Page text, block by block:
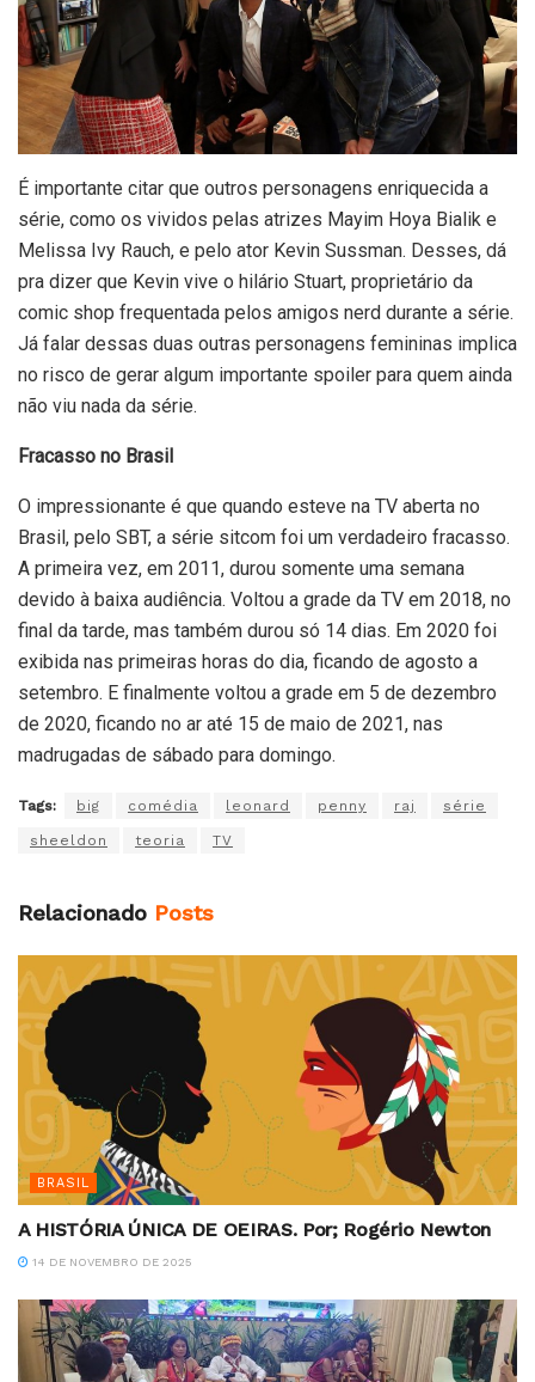
É importante citar que outros personagens enriquecida a
série, como os vividos pelas atrizes Mayim Hoya Bialik e
Melissa Ivy Rauch, e pelo ator Kevin Sussman. Desses, dá
pra dizer que Kevin vive o hilário Stuart, proprietário da
comic shop frequentada pelos amigos nerd durante a série.
Já falar dessas duas outras personagens femininas implica
no risco de gerar algum importante spoiler para quem ainda
não viu nada da série.
Fracasso no Brasil
O impressionante é que quando esteve na TV aberta no
Brasil, pelo SBT, a série sitcom foi um verdadeiro fracasso.
A primeira vez, em 2011, durou somente uma semana
devido à baixa audiência. Voltou a grade da TV em 2018, no
final da tarde, mas também durou só 14 dias. Em 2020 foi
exibida nas primeiras horas do dia, ficando de agosto a
setembro. E finalmente voltou a grade em 5 de dezembro
de 2020, ficando no ar até 15 de maio de 2021, nas
madrugadas de sábado para domingo.
Tags: big comédia leonard penny raj série
sheeldon teoria TV
Relacionado Posts
BRASIL
A HISTÓRIA ÚNICA DE OEIRAS. Por; Rogério Newton
14 DE NOVEMBRO DE 2025